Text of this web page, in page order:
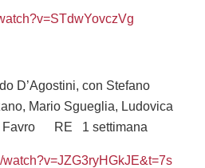
D’Agostini, con Stefano
Mario Sgueglia, Ludovica
Favro RE 1 settimana